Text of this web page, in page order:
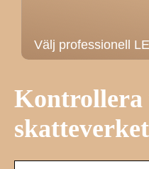
Välj professionell
Kontrollera
skatteverket